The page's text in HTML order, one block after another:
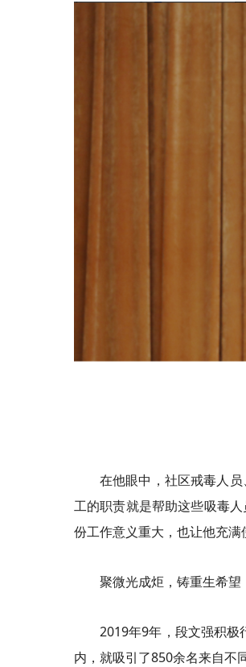
在他眼中，社区戒毒人
工的职责就是帮助这些吸毒
份工作意义重大，也让他充满
聚微光成炬，铸重生希望
2019年9年，段文强积极
内，就吸引了850余名来自不